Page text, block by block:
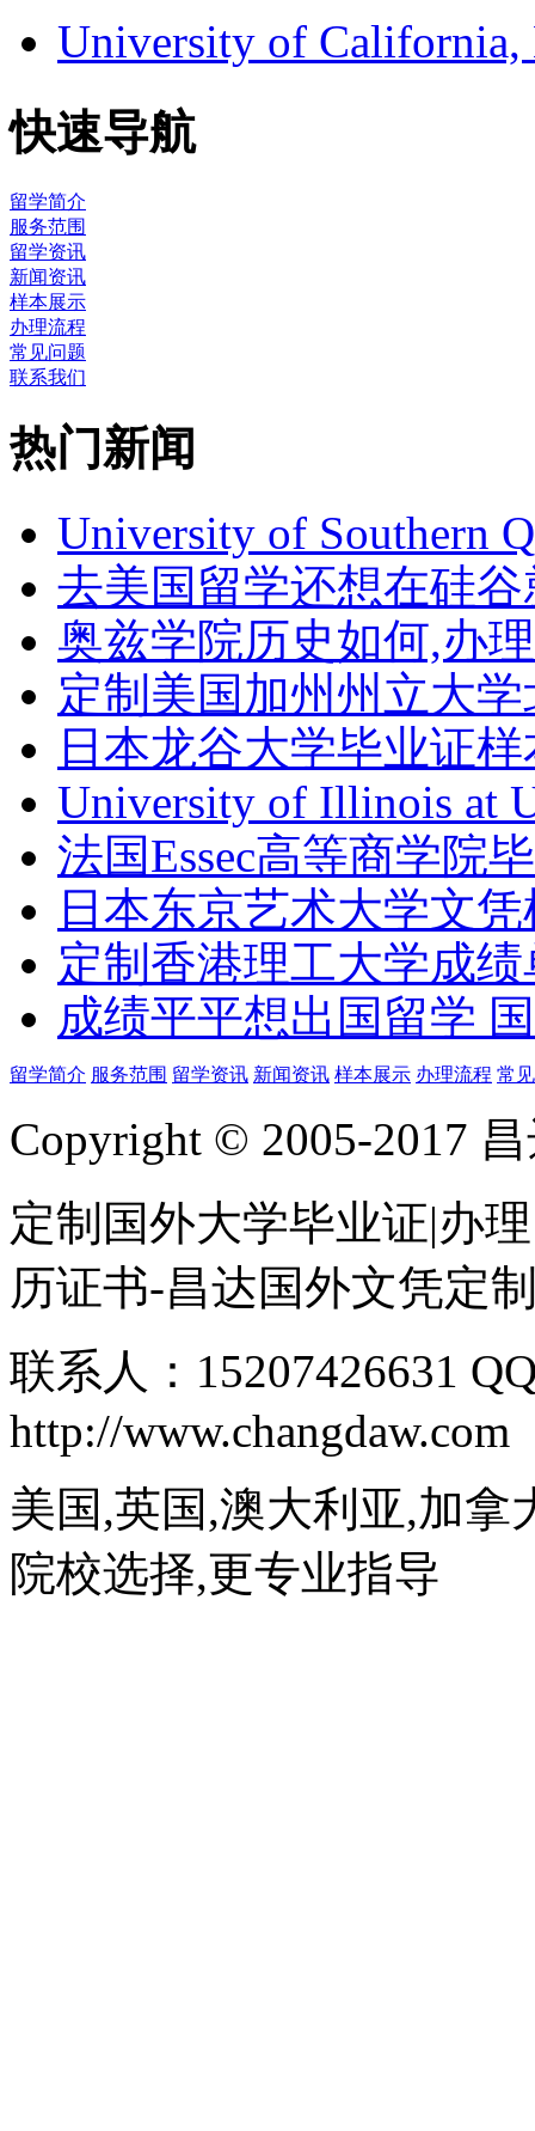
University of
快速导航
留学简介
服务范围
留学资讯
新闻资讯
样本展示
办理流程
常见问题
联系我们
热门新闻
University of Southern
去美国留学还想在硅
奥兹学院历史如何,办
定制美国加州州立大
日本龙谷大学毕业证
University of Illinois at
法国Essec高等商学院
日本东京艺术大学文
定制香港理工大学成绩
成绩平平想出国留学
留学简介 服务范围 留学资讯 新闻资讯 样本展示 办理流程 常
Copyright © 2005-2017
定制国外大学毕业证|办
历证书-昌达国外文凭定
联系人：15207426631
http://www.changdaw.com
美国,英国,澳大利亚,加拿
院校选择,更专业指导